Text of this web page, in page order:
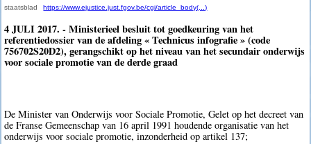
staatsblad https://www.ejustice.just.fgov.be/cgi/article_body(...)
4 JULI 2017. - Ministerieel besluit tot goedkeuring van het
referentiedossier van de afdeling « Technicus infografie » (code
756702S20D2), gerangschikt op het niveau van het secundair onderwijs
voor sociale promotie van de derde graad
De Minister van Onderwijs voor Sociale Promotie, Gelet op het decreet van
de Franse Gemeenschap van 16 april 1991 houdende organisatie van het
onderwijs voor sociale promotie, inzonderheid op artikel 137;